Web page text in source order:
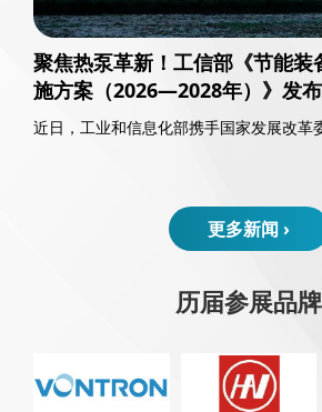
聚焦热泵革新！工信部《节能装
施方案（2026—2028年）》发布
近日，工业和信息化部携手国家发展改革
更多新闻 ›
历届参展品牌